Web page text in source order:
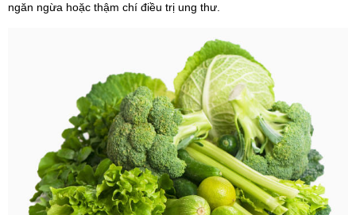
ngăn ngừa hoặc thậm chí điều trị ung thư.